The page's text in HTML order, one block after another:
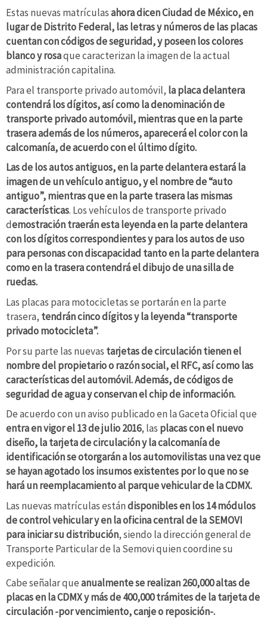
Estas nuevas matrículasahora dicen Ciudad de México, en
lugar de Distrito Federal, las letras y números de las placas
cuentan con códigos de seguridad, y poseen los colores
blanco y rosaque caracterizan la imagen de la actual
administración capitalina.
Para el transporte privado automóvil, la placa delantera
contendrá los dígitos, así como la denominación de
transporte privado automóvil, mientras que en la parte
trasera además de los números, aparecerá el color con la
calcomanía, de acuerdo con el último dígito.
Las de los autos antiguos, en la parte delantera estará la
imagen de un vehículo antiguo, y el nombre de “auto
antiguo”, mientras que en la parte trasera las mismas
características. Los vehículos de transporte privado
demostración traerán esta leyenda en la parte delantera
con los dígitos correspondientes y para los autos de uso
para personas con discapacidad tanto en la parte delantera
como en la trasera contendrá el dibujo de una silla de
ruedas.
Las placas para motocicletas se portarán en la parte
trasera, tendrán cinco dígitos y la leyenda “transporte
privado motocicleta”.
Por su parte las nuevas tarjetas de circulación tienen el
nombre del propietario o razón social, el RFC, así como las
características del automóvil. Además, de códigos de
seguridad de agua y conservan el chip de información.
De acuerdo con un aviso publicado en la Gaceta Oficial que
entra en vigor el 13 de julio 2016, las placas con el nuevo
diseño, la tarjeta de circulación y la calcomanía de
identificación se otorgarán a los automovilistas una vez que
se hayan agotado los insumos existentes por lo que no se
hará un reemplacamiento al parque vehicular de la CDMX.
Las nuevas matrículas estándisponibles en los 14 módulos
de control vehicular y en la oficina central de la SEMOVI
para iniciar su distribución, siendo la dirección general de
Transporte Particular de la Semovi quien coordine su
expedición.
Cabe señalar queanualmente se realizan 260,000 altas de
placas en la CDMX y más de 400,000 trámites de la tarjeta de
circulación -por vencimiento, canje o reposición-.